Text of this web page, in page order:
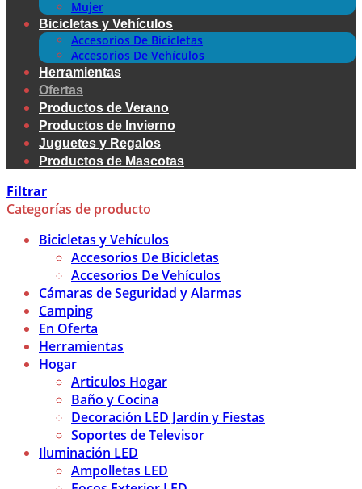
Mujer
Bicicletas y Vehículos
Accesorios De Bicicletas
Accesorios De Vehículos
Herramientas
Ofertas
Productos de Verano
Productos de Invierno
Juguetes y Regalos
Productos de Mascotas
Filtrar
Categorías de producto
Bicicletas y Vehículos
Accesorios De Bicicletas
Accesorios De Vehículos
Cámaras de Seguridad y Alarmas
Camping
En Oferta
Herramientas
Hogar
Articulos Hogar
Baño y Cocina
Decoración LED Jardín y Fiestas
Soportes de Televisor
Iluminación LED
Ampolletas LED